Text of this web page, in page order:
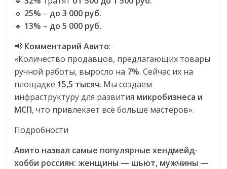
🔹 25% – до 3 000 руб.
🔹 13% – до 5 000 руб.
📢 Комментарий Авито:
«Количество продавцов, предлагающих товары
ручной работы, выросло на 7%. Сейчас их на
площадке 15,5 тысяч. Мы создаем
инфраструктуру для развития микробизнеса и
МСП, что привлекает всё больше мастеров».
Подробности
Авито назвал самые популярные хендмейд-
хобби россиян: женщины — шьют, мужчины —